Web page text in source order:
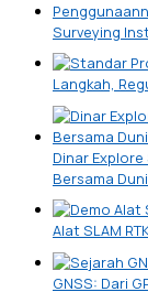
Surveying
Langkah,
Dinar Explore
Bersama
Alat SLAM
GNSS: Dari